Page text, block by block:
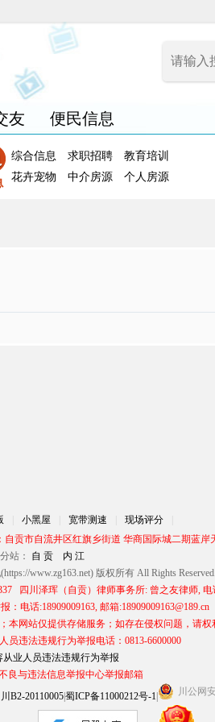
友 便民信息
综合信息 求职招聘
教育培训
花卉宠物
中介房源 个人房源
小黑屋 宽带测速 现场评分
自贡市自流井区红旗乡街道 华商国际城二期蓝
分站：
自 贡
内 江
(https://www.zg163.net) 版权所有 All Rights Reserved.
四川泽珲（自贡）律师事务所: 曾之友律师, 电
电话:18909009163, 邮箱:18909009163@189.cn
网站仅提供存储服务；如存在侵权问题，请权
员违法违规行为举报电话：0813-6600000
从业人员违法违规行为举报
良与违法信息举报中心举报邮箱
B2-20110005|蜀ICP备11000212号-1 川公网